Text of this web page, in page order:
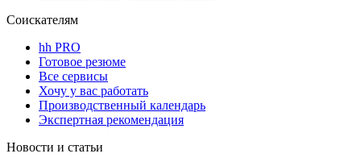
Соискателям
hh PRO
Готовое резюме
Все сервисы
Хочу у вас работать
Производственный календарь
Экспертная рекомендация
Новости и статьи